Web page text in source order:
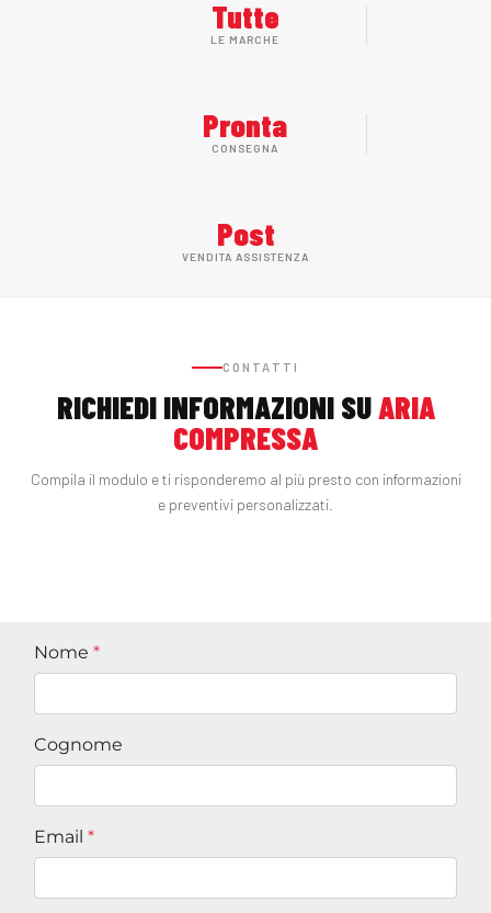
Tutte
LE MARCHE
Pronta
CONSEGNA
Post
VENDITA ASSISTENZA
CONTATTI
RICHIEDI INFORMAZIONI SUARIA
COMPRESSA
Compila il modulo e ti risponderemo al più presto con informazioni
e preventivi personalizzati.
Nome *
Cognome
Email *